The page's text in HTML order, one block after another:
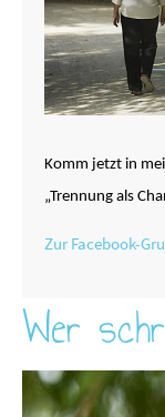
Komm jetzt in
„Trennung als
Zur Facebook-
Wer